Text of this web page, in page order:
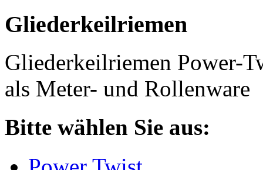
Gliederkeilriemen
Gliederkeilriemen Power-
als Meter- und Rollenware
Bitte wählen Sie aus: